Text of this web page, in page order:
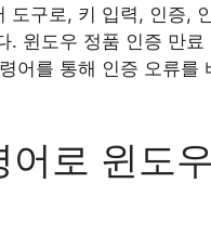
도구로, 키 입력, 인증,
. 윈도우 정품 인증 만
어를 통해 인증 오류
로 윈도